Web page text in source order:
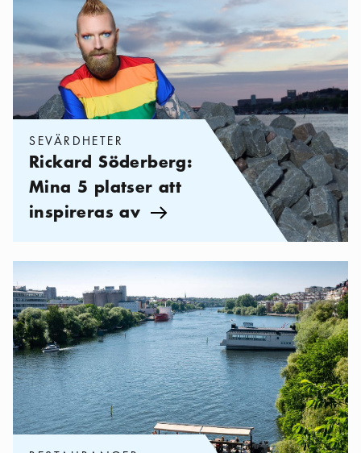
SEVÄRDHETER
Rickard Söderberg:
Mina 5 platser att
inspireras av Pil ikon
Kategorier:Restauranger, Stockholms bästa uteserveringar